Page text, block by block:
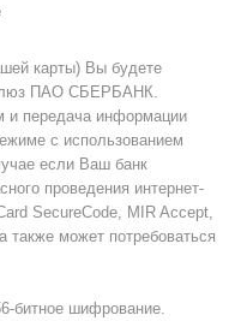
карты) Вы будете
ПАО СБЕРБАНК.
передача информации
с использованием
если Ваш банк
проведения интернет-
SecureCode, MIR Accept,
также может потребоваться
битное шифрование.